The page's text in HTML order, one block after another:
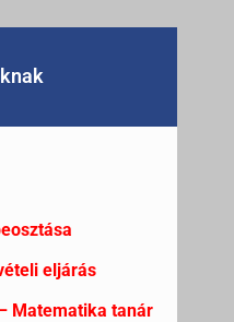
eljárás
Matematika tanár